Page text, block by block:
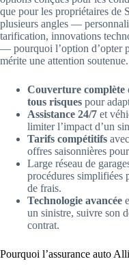
que pour les propriétaires de
plusieurs angles —
tarification, innovations
— pourquoi l’option d’opter
mérite une attention soutenue.
Couverture complète
tous risques pour
Assistance 24/7 et
limiter l’impact d’un
Tarifs compétitifs
offres saisonnières
Large réseau de
procédures simplifiées
de frais.
Technologie avancée
un sinistre, suivre son
contrat.
Pourquoi l’assurance auto